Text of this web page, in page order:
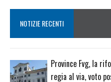
NOTIZIE RECENTI
Province Fvg, la
regia al via, voto